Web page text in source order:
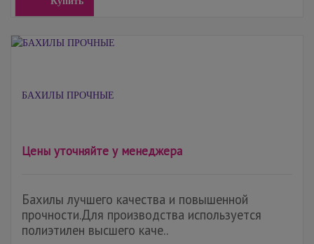
БАХИЛЫ ПРОЧНЫЕ
Цены уточняйте у менеджера
Бахилы лучшего качества и повышенной
прочности.Для производства используется
полиэтилен высшего каче..